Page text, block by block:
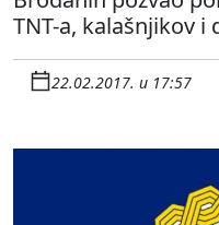
TNT-a, kalašnjikov i
22.02.2017. u 17:57